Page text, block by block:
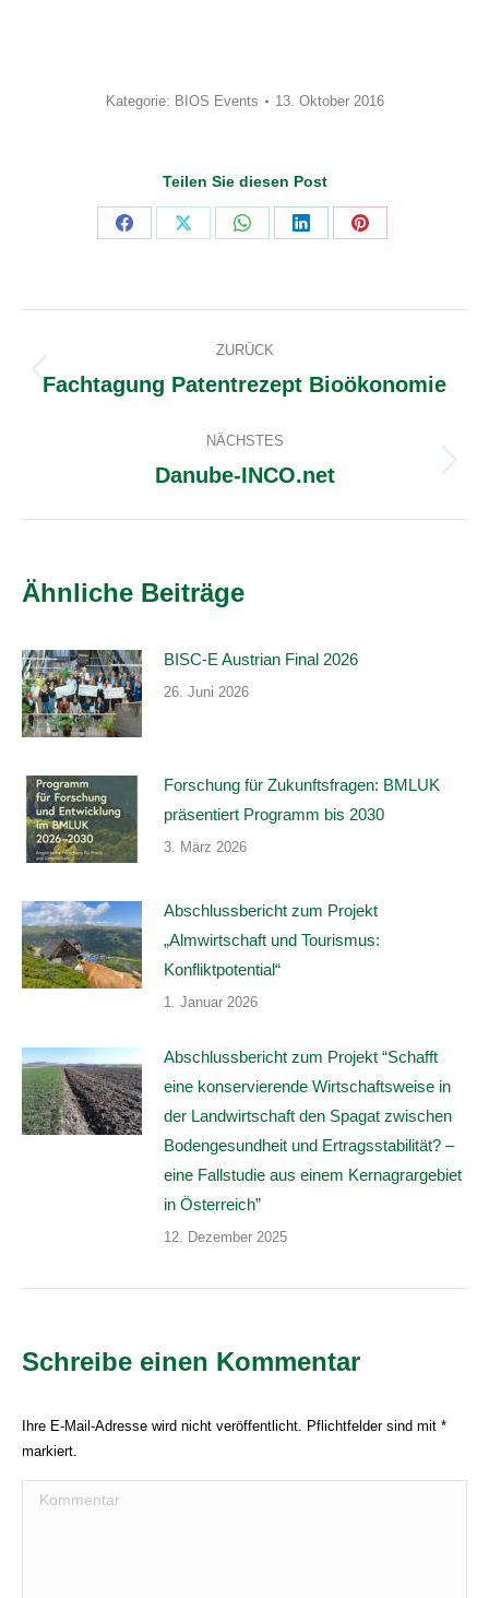
Kategorie: BIOS Events 13. Oktober 2016
Teilen Sie diesen Post
Share
Share
Share
Share
Share
ZURÜCK
Vorheriger
Fachtagung Patentrezept Bioökonomie
NÄCHSTES
Nächster
Danube-INCO.net
Ähnliche Beiträge
BISC-E Austrian Final 2026
26. Juni 2026
Forschung für Zukunftsfragen: BMLUK
präsentiert Programm bis 2030
3. März 2026
Abschlussbericht zum Projekt
„Almwirtschaft und Tourismus:
Konfliktpotential“
1. Januar 2026
Abschlussbericht zum Projekt “Schafft
eine konservierende Wirtschaftsweise in
der Landwirtschaft den Spagat zwischen
Bodengesundheit und Ertragsstabilität? –
eine Fallstudie aus einem Kernagrargebiet
in Österreich”
12. Dezember 2025
Schreibe einen Kommentar
Ihre E-Mail-Adresse wird nicht veröffentlicht. Pflichtfelder sind mit *
markiert.
Kommentar